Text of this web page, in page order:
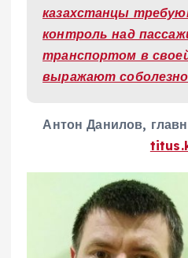
казахстанцы
контроль над
транспортом в
выражают
Антон Данилов,